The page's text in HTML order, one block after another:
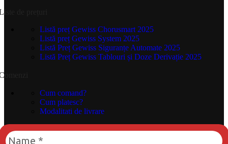
de prețuri
Listă preț Gewiss Chorusmart 2025
Listă preț Gewiss System 2025
Listă Preț Gewiss Siguranțe Automate 2025
Listă Preț Gewiss Tablouri și Doze Derivație 2025
Cum comand?
Cum platesc?
Modalitati de livrare